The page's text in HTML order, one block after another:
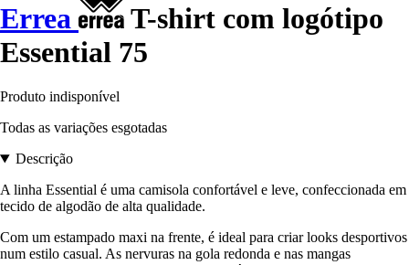
Errea
T-shirt com logótipo
Essential 75
Produto indisponível
Todas as variações esgotadas
Descrição
A linha Essential é uma camisola confortável e leve, confeccionada em
tecido de algodão de alta qualidade.
Com um estampado maxi na frente, é ideal para criar looks desportivos
num estilo casual. As nervuras na gola redonda e nas mangas